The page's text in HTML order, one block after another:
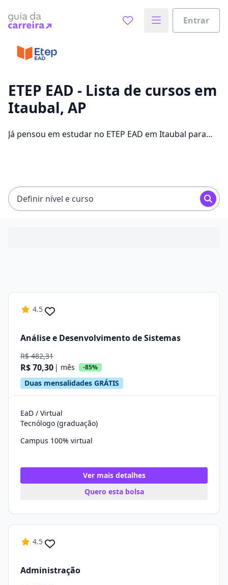
Entrar
Vamos te guiar no caminho ideal para seus estudos
ETEP EAD - Lista de cursos em
Itaubal, AP
Já pensou em estudar no ETEP EAD em Itaubal para
Definir nível e curso
4.5
Análise e Desenvolvimento de Sistemas
R$ 482,31
R$ 70,30 | mês -85%
Duas mensalidades GRÁTIS
EaD / Virtual
Tecnólogo (graduação)
Campus 100% virtual
Ver mais detalhes
Quero esta bolsa
4.5
Administração